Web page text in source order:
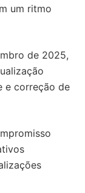
um ritmo
de 2025,
e correção de